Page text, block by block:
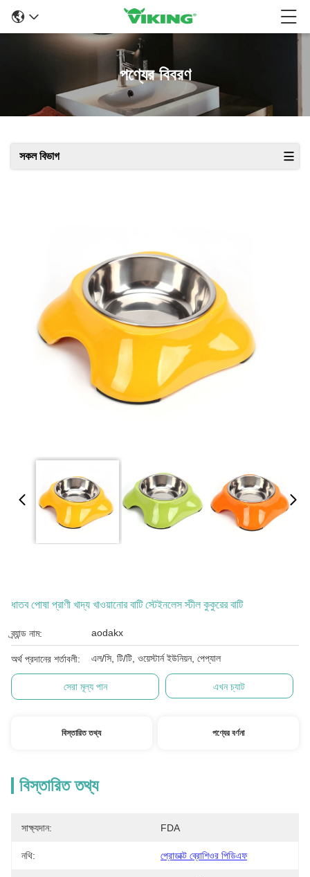
পণ্যের বিবরণ
সকল বিভাগ
ধাতব পোষা প্রাণী খাদ্য খাওয়ানোর বাটি স্টেইনলেস স্টীল কুকুরের বাটি
ব্র্যান্ড নাম: aodakx
অর্থ প্রদানের শর্তাবলী: এল/সি, টি/টি, ওয়েস্টার্ন ইউনিয়ন, পেপ্যাল
সেরা মূল্য পান এখন চ্যাট
বিস্তারিত তথ্য পণ্যের বর্ণনা
বিস্তারিত তথ্য
সাক্ষ্যদান: FDA
নথি: প্রোডাক্ট ব্রোশিওর পিডিএফ